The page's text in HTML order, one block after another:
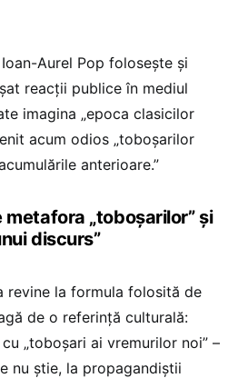
Aurel Pop folosește și
reacții publice în mediul
imagina „epoca clasicilor
acum odios „toboșarilor
anterioare.”
„toboșarilor” și
discurs”
revine la formula folosită de
de o referință culturală:
„toboșari ai vremurilor noi” –
nu știe, la propagandiștii